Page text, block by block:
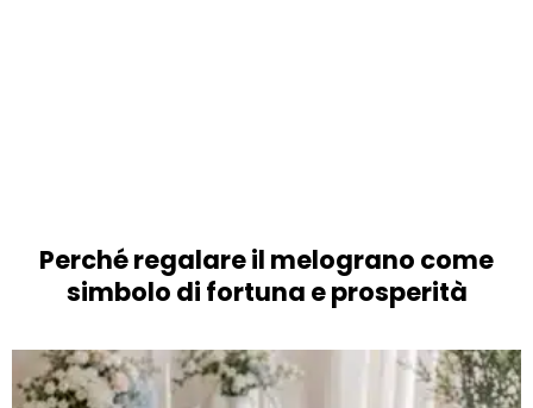
Perché regalare il melograno come
simbolo di fortuna e prosperità